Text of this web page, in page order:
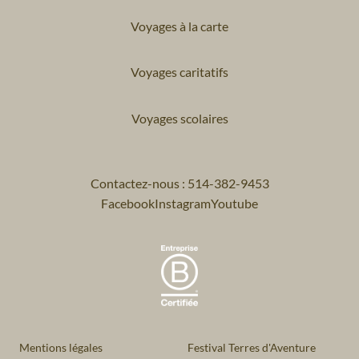
Voyages à la carte
Voyages caritatifs
Voyages scolaires
Contactez-nous : 514-382-9453
FacebookInstagramYoutube
Mentions légales Festival Terres d'Aventure